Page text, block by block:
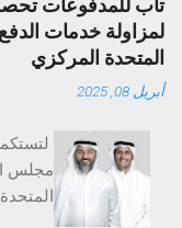
تاب للمدفوعات
لمزاولة خدمات
المتحدة المركزي
أبريل 08, 2025
مجلس